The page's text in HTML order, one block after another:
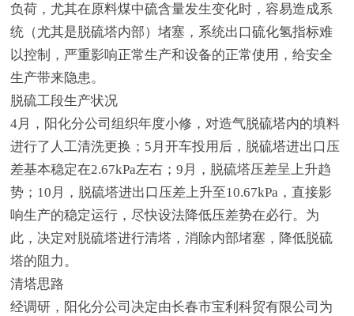
负荷，尤其在原料煤中硫含量发生变化时，容易造成系
统（尤其是脱硫塔内部）堵塞，系统出口硫化氢指标难
以控制，严重影响正常生产和设备的正常使用，给安全
生产带来隐患。
脱硫工段生产状况
4月，阳化分公司组织年度小修，对造气脱硫塔内的填料
进行了人工清洗更换；5月开车投用后，脱硫塔进出口压
差基本稳定在2.67kPa左右；9月，脱硫塔压差呈上升趋
势；10月，脱硫塔进出口压差上升至10.67kPa，直接影
响生产的稳定运行，尽快设法降低压差势在必行。为
此，决定对脱硫塔进行清塔，消除内部堵塞，降低脱硫
塔的阻力。
清塔思路
经调研，阳化分公司决定由长春市宝利科贸有限公司为